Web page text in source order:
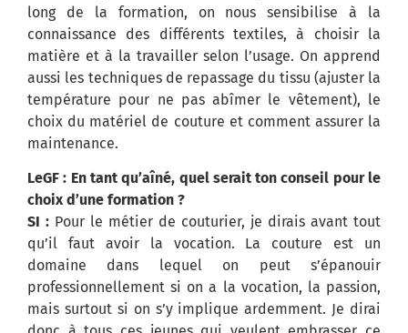
long de la formation, on nous sensibilise à la
connaissance des différents textiles, à choisir la
matière et à la travailler selon l’usage. On apprend
aussi les techniques de repassage du tissu (ajuster la
température pour ne pas abîmer le vêtement), le
choix du matériel de couture et comment assurer la
maintenance.
LeGF : En tant qu’aîné, quel serait ton conseil pour le
choix d’une formation ?
SI : Pour le métier de couturier, je dirais avant tout
qu’il faut avoir la vocation. La couture est un
domaine dans lequel on peut s’épanouir
professionnellement si on a la vocation, la passion,
mais surtout si on s’y implique ardemment. Je dirai